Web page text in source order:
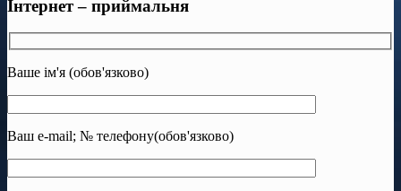
Інтернет – приймальня
Ваше ім'я (обов'язково)
Ваш e-mail; № телефону(обов'язково)